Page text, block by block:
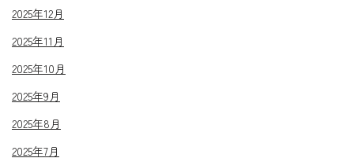
2025年12月
2025年11月
2025年10月
2025年9月
2025年8月
2025年7月